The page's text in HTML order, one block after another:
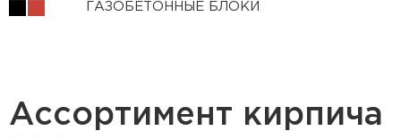
ГАЗОБЕТОННЫЕ БЛОКИ
Ассортимент кирпича